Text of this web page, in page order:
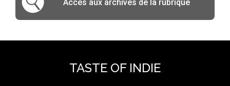
Accès aux archives de la rubrique
TASTE OF INDIE